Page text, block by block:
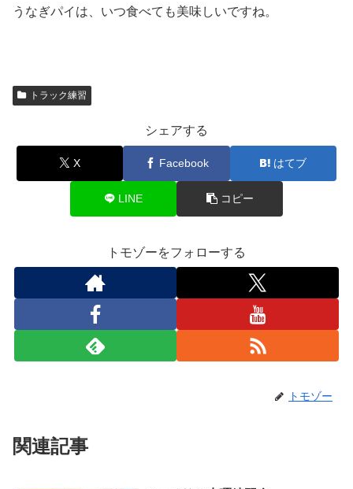
うなぎパイは、いつ食べても美味しいですね。
トラック練習
シェアする
X Facebook はてブ
LINE コピー
トモゾーをフォローする
トモゾー
関連記事